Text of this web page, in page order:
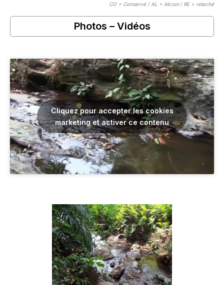
CO = Conservé / AL = Alcool / RE = relaché
Photos – Vidéos
Cliquez pour accepter les cookies
marketing et activer ce contenu